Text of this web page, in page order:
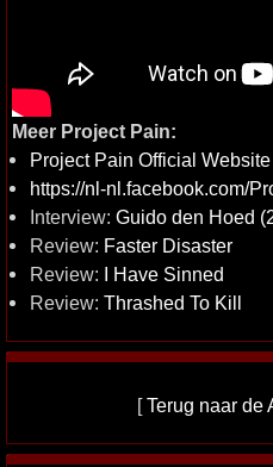
Meer Project Pain:
Project Pain Official Website
https://nl-nl.facebook.com/
Interview: Guido den Hoed
Review: Faster Disaster
Review: I Have Sinned
Review: Thrashed To Kill
[Terug naar de